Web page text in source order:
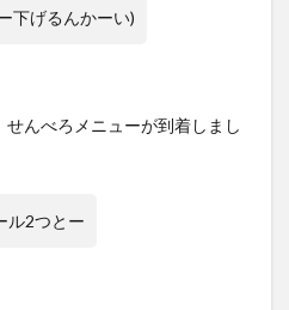
下げるんかーい)
んべろメニューが到着しまし
ル2つとー